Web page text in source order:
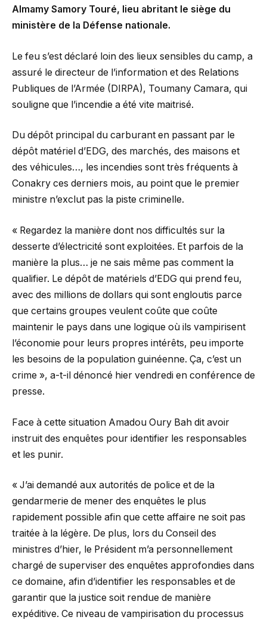
Almamy Samory Touré, lieu abritant le siège du
ministère de la Défense nationale.
Le feu s’est déclaré loin des lieux sensibles du camp, a
assuré le directeur de l’information et des Relations
Publiques de l’Armée (DIRPA), Toumany Camara, qui
souligne que l’incendie a été vite maitrisé.
Du dépôt principal du carburant en passant par le
dépôt matériel d’EDG, des marchés, des maisons et
des véhicules…, les incendies sont très fréquents à
Conakry ces derniers mois, au point que le premier
ministre n’exclut pas la piste criminelle.
« Regardez la manière dont nos difficultés sur la
desserte d’électricité sont exploitées. Et parfois de la
manière la plus… je ne sais même pas comment la
qualifier. Le dépôt de matériels d’EDG qui prend feu,
avec des millions de dollars qui sont engloutis parce
que certains groupes veulent coûte que coûte
maintenir le pays dans une logique où ils vampirisent
l’économie pour leurs propres intérêts, peu importe
les besoins de la population guinéenne. Ça, c’est un
crime », a-t-il dénoncé hier vendredi en conférence de
presse.
Face à cette situation Amadou Oury Bah dit avoir
instruit des enquêtes pour identifier les responsables
et les punir.
« J’ai demandé aux autorités de police et de la
gendarmerie de mener des enquêtes le plus
rapidement possible afin que cette affaire ne soit pas
traitée à la légère. De plus, lors du Conseil des
ministres d’hier, le Président m’a personnellement
chargé de superviser des enquêtes approfondies dans
ce domaine, afin d’identifier les responsables et de
garantir que la justice soit rendue de manière
expéditive. Ce niveau de vampirisation du processus